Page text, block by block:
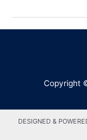
Copyright
DESIGNED &